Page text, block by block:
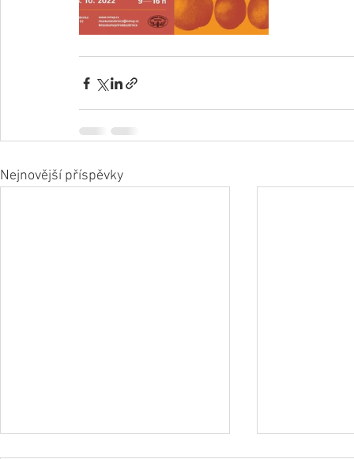
Nejnovější příspěvky